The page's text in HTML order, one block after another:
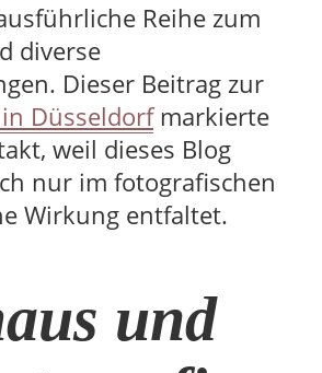
Reihe zum
diverse
Dieser Beitrag zur
Düsseldorfmarkierte
weil dieses Blog
nur im fotografischen
Wirkung entfaltet.
und